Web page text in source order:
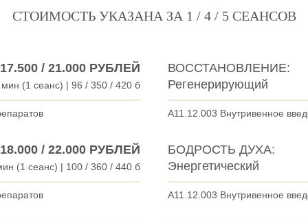
СТОИМОСТЬ УКАЗАНА ЗА 1 / 4 / 5 СЕАНСОВ
/ 21.000 РУБЛЕЙ
(1 сеанс) | 96 / 350 / 420 б
/ 22.000 РУБЛЕЙ
(1 сеанс) | 100 / 360 / 440 б
ВОССТАНОВЛЕНИЕ:
Регенерирующий
A11.12.003 Внутривенное
БОДРОСТЬ ДУХА:
Энергетический
A11.12.003 Внутривенное